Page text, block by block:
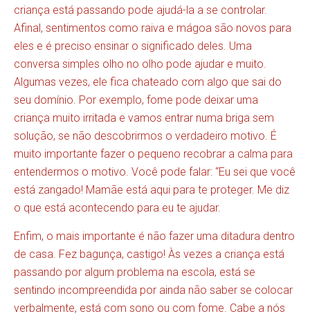
criança está passando pode ajudá-la a se controlar.
Afinal, sentimentos como raiva e mágoa são novos para
eles e é preciso ensinar o significado deles. Uma
conversa simples olho no olho pode ajudar e muito.
Algumas vezes, ele fica chateado com algo que sai do
seu domínio. Por exemplo, fome pode deixar uma
criança muito irritada e vamos entrar numa briga sem
solução, se não descobrirmos o verdadeiro motivo. É
muito importante fazer o pequeno recobrar a calma para
entendermos o motivo. Você pode falar: “Eu sei que você
está zangado! Mamãe está aqui para te proteger. Me diz
o que está acontecendo para eu te ajudar.
Enfim, o mais importante é não fazer uma ditadura dentro
de casa. Fez bagunça, castigo! Às vezes a criança está
passando por algum problema na escola, está se
sentindo incompreendida por ainda não saber se colocar
verbalmente, está com sono ou com fome. Cabe a nós